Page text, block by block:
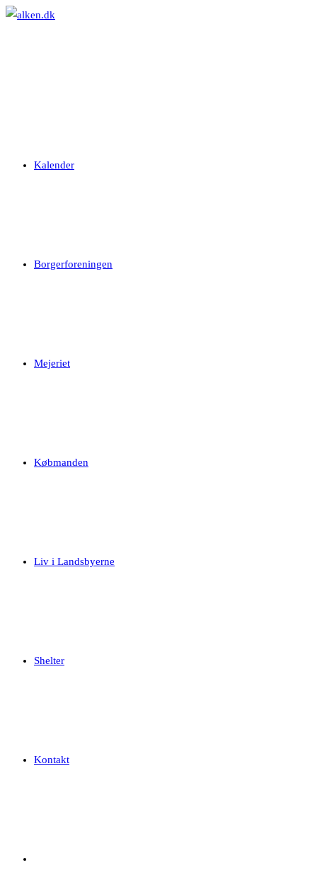
Skip
Kalender
Borgerforeningen
Mejeriet
Købmanden
Liv i Landsbyerne
Shelter
Kontakt